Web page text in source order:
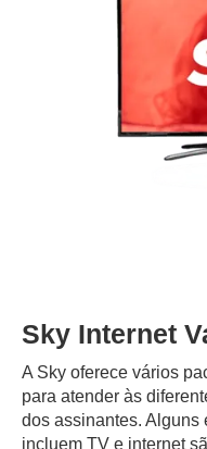
Sky Internet
A Sky oferece vários
para atender às
dos assinantes. Alguns
incluem TV e internet